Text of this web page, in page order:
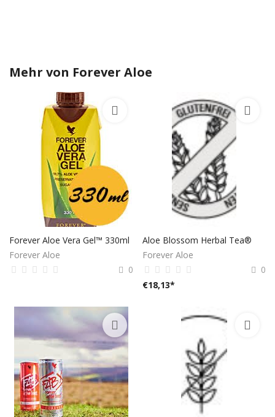
Mehr von Forever Aloe
Forever Aloe Vera Gel™ 330ml
Forever Aloe
0
Aloe Blossom Herbal Tea®
Forever Aloe
0
€18,13*